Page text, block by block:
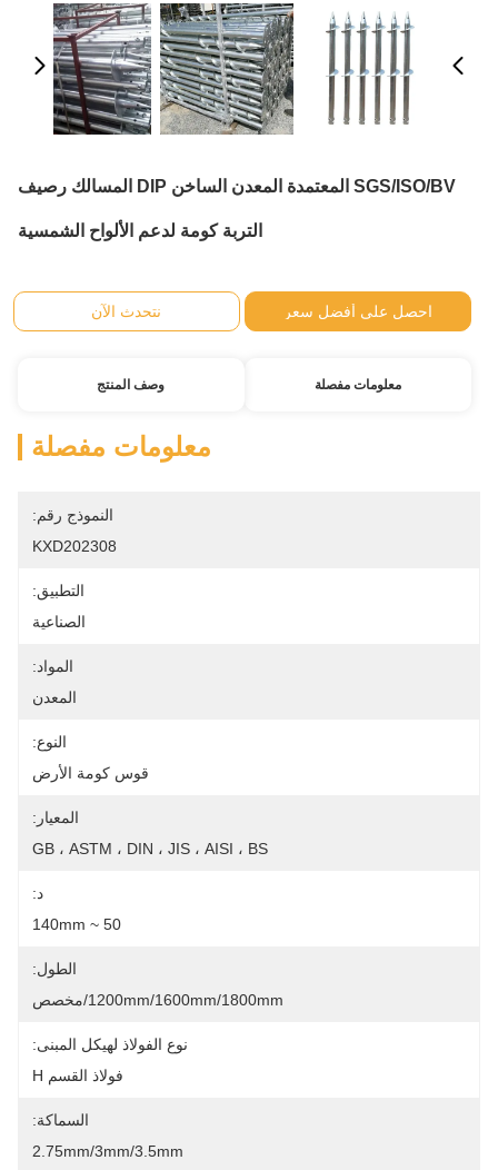
SGS/ISO/BV المعتمدة المعدن الساخن DIP المسالك رصيف
التربة كومة لدعم الألواح الشمسية
احصل على أفضل سعر نتحدث الآن
معلومات مفصلة وصف المنتج
معلومات مفصلة
النموذج رقم:
KXD202308
التطبيق:
الصناعية
المواد:
المعدن
النوع:
قوس كومة الأرض
المعيار:
GB ، ASTM ، DIN ، JIS ، AISI ، BS
د:
50 ~ 140mm
الطول:
1200mm/1600mm/1800mm/مخصص
نوع الفولاذ لهيكل المبنى:
فولاذ القسم H
السماكة:
2.75mm/3mm/3.5mm